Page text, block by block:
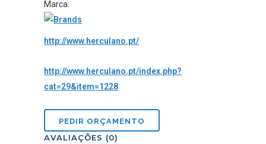
Marca:
http://www.herculano.pt/
http://www.herculano.pt/index.php?
cat=29&item=1228
AVALIAÇÕES (0)